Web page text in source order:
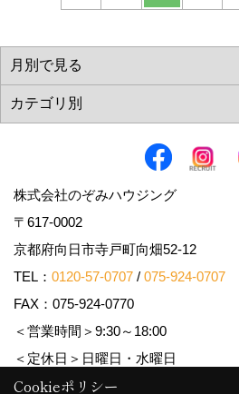
株式会社のぞみハウジング
〒617-0002
京都府向日市寺戸町向畑52-12
TEL： 0120-57-0707 / 075-924-0707
FAX：075-924-0770
＜営業時間＞9:30～18:00
＜定休日＞日曜日・水曜日
Cookieポリシー